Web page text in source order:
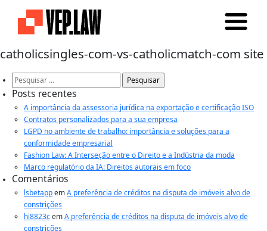
catholicsingles-com-vs-catholicmatch-com site
Pesquisar
por:
Posts recentes
A importância da assessoria jurídica na exportação e certificação ISO
Contratos personalizados para a sua empresa
LGPD no ambiente de trabalho: importância e soluções para a
conformidade empresarial
Fashion Law: A Interseção entre o Direito e a Indústria da moda
Marco regulatório da IA: Direitos autorais em foco
Comentários
lsbetappemA preferência de créditos na disputa de imóveis alvo de
constrições
hi8823cemA preferência de créditos na disputa de imóveis alvo de
constrições